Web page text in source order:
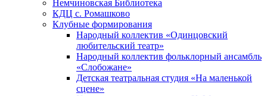
Немчиновская Библиотека
КДЦ с. Ромашково
Клубные формирования
Народный коллектив «Одинцовский
любительский театр»
Народный коллектив фольклорный ансамбль
«Слобожане»
Детская театральная студия «На маленькой
сцене»